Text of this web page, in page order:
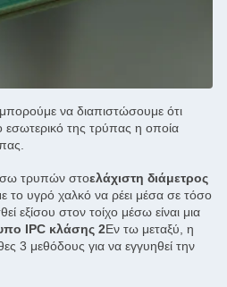
να διαπιστώσουμε ότι
εσωτερικό της τρύπας η οποία
τρυπών στοελάχιστη διάμετρος
υγρό χαλκό να ρέει μέσα σε τόσο
εξίσου στον τοίχο μέσω είναι μια
IPC κλάσης 2Εν τω μεταξύ, η
3 μεθόδους για να εγγυηθεί την